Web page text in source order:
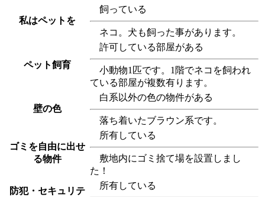
私はペットを
飼っている
ネコ。犬も飼った事があります。
ペット飼育
許可している部屋がある
小動物1匹です。1階でネコを飼われ
ている部屋が複数有ります。
壁の色
白系以外の色の物件がある
落ち着いたブラウン系です。
ゴミを自由に出せ
る物件
所有している
敷地内にゴミ捨て場を設置しまし
た！
防犯・セキュリテ
所有している